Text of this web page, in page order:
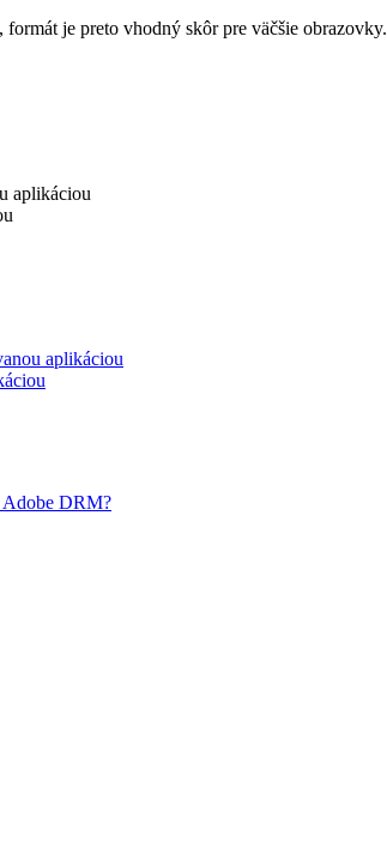
je preto vhodný skôr pre väčšie obrazovky.
aplikáciou
aplikáciou
Adobe DRM?